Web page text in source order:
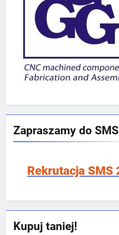
Zapraszamy do SMS
SMS 2026/2027!
Kupuj taniej!